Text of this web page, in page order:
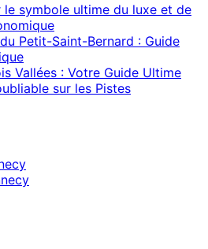
symbole ultime du luxe et de
Petit-Saint-Bernard : Guide
Vallées : Votre Guide Ultime
sur les Pistes